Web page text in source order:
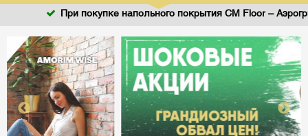
ГЛАВНАЯ
АССОРТИМЕНТ
При покупке напольного покрытия CM Floor –